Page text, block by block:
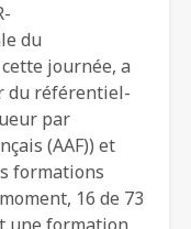
du
journée, a
du référentiel-
par
(AAF)) et
formations
16 de 73